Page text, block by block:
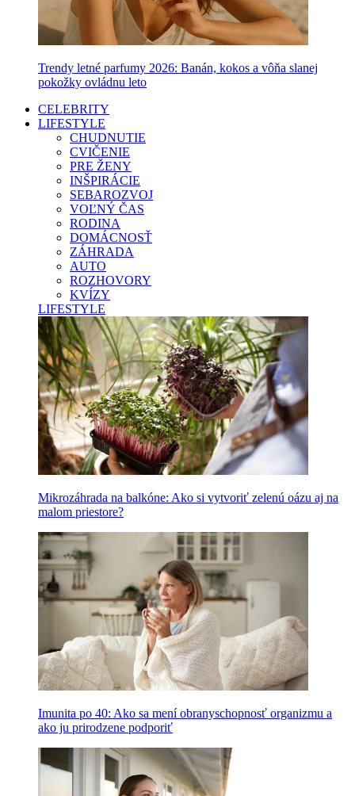
Trendy letné parfumy 2026: Banán, kokos a vôňa slanej
pokožky ovládnu leto
CELEBRITY
LIFESTYLE
CHUDNUTIE
CVIČENIE
PRE ŽENY
INŠPIRÁCIE
SEBAROZVOJ
VOĽNÝ ČAS
RODINA
DOMÁCNOSŤ
ZÁHRADA
AUTO
ROZHOVORY
KVÍZY
LIFESTYLE
Mikrozáhrada na balkóne: Ako si vytvoriť zelenú oázu aj na
malom priestore?
Imunita po 40: Ako sa mení obranyschopnosť organizmu a
ako ju prirodzene podporiť